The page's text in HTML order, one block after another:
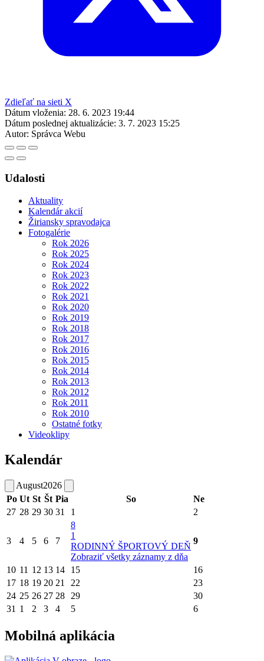
Zdieľať na sieti X
Dátum vloženia: 28. 6. 2023 19:44
Dátum poslednej aktualizácie: 3. 7. 2023 15:25
Autor: Správca Webu
Udalosti
Aktuality
Kalendár akcií
Žiriansky spravodajca
Fotogalérie
Rok 2026
Rok 2025
Rok 2024
Rok 2023
Rok 2022
Rok 2021
Rok 2020
Rok 2019
Rok 2018
Rok 2017
Rok 2016
Rok 2015
Rok 2014
Rok 2013
Rok 2012
Rok 2011
Rok 2010
Ostatné fotky
Videoklipy
Kalendár
August2026
Po Ut St Št Pia So
Ne
27 28 29 30 31 1 2
3 4 5 6 7
8
1
RODINNÝ ŠPORTOVÝ DEŇ
Zobraziť všetky záznamy z dňa
9
10 11 12 13 14 15
16
17 18 19 20 21 22
23
24 25 26 27 28 29
30
31 1 2 3 4 5 6
Mobilná aplikácia